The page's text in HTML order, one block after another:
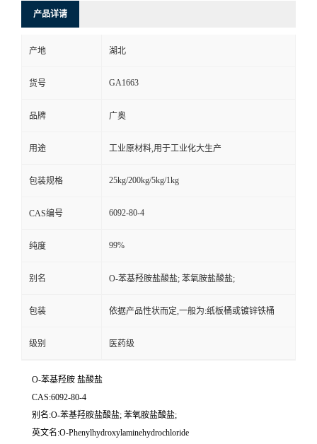
产品详请
产地 湖北
货号 GA1663
品牌 广奥
用途 工业原材料,用于工业化大生产
包装规格 25kg/200kg/5kg/1kg
CAS编号 6092-80-4
纯度 99%
别名 O-苯基羟胺盐酸盐; 苯氧胺盐酸盐;
包装 依据产品性状而定,一般为:纸板桶或镀锌铁桶
级别 医药级
O-苯基羟胺 盐酸盐
CAS:6092-80-4
别名:O-苯基羟胺盐酸盐; 苯氧胺盐酸盐;
英文名:O-Phenylhydroxylaminehydrochloride